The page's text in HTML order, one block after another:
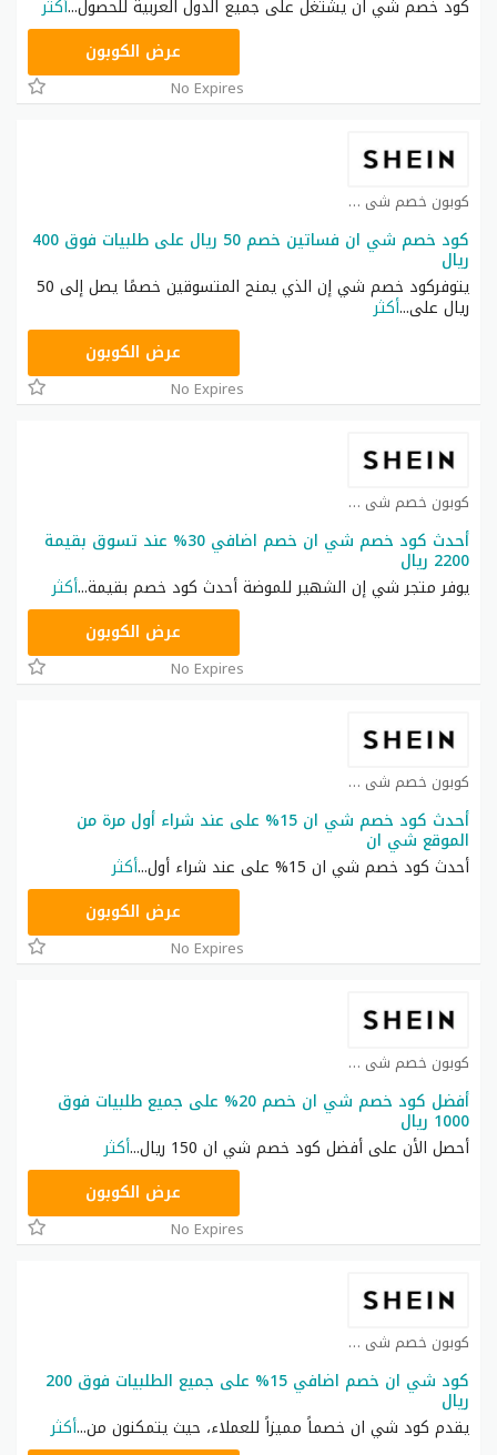
كود خصم شي ان يشتغل على جميع الدول العربية للحصول...أكثر
عرض الكوبون
No Expires
كوبون خصم شي ان كوبون
كود خصم شي ان فساتين خصم 50 ريال على طلبيات فوق 400
ريال
يتوفركود خصم شي إن الذي يمنح المتسوقين خصمًا يصل إلى 50
ريال على...أكثر
عرض الكوبون
No Expires
كوبون خصم شي ان كوبون
أحدث كود خصم شي ان خصم اضافي 30% عند تسوق بقيمة
2200 ريال
يوفر متجر شي إن الشهير للموضة أحدث كود خصم بقيمة...أكثر
عرض الكوبون
No Expires
كوبون خصم شي ان كوبون
أحدث كود خصم شي ان 15% على عند شراء أول مرة من
الموقع شي ان
أحدث كود خصم شي ان 15% على عند شراء أول
...أكثر
عرض الكوبون
No Expires
كوبون خصم شي ان كوبون
أفضل كود خصم شي ان خصم 20% على جميع طلبيات فوق
1000 ريال
أحصل الأن على أفضل كود خصم شي ان 150 ريال
...أكثر
عرض الكوبون
No Expires
كوبون خصم شي ان كوبون
كود شي ان خصم اضافي 15% على جميع الطلبيات فوق 200
ريال
يقدم كود شي ان خصماً مميزاً للعملاء، حيث يتمكنون من...أكثر